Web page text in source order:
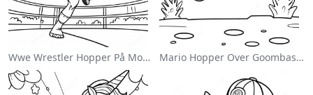
Wwe Wrestler Hopper På Modstander Farvelægningsside Mario Hopper Over Goombas Farvelægningsside